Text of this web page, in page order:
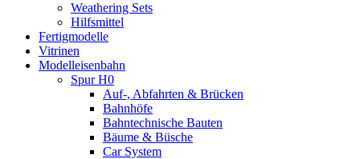
Weathering Sets
Hilfsmittel
Fertigmodelle
Vitrinen
Modelleisenbahn
Spur H0
Auf-, Abfahrten & Brücken
Bahnhöfe
Bahntechnische Bauten
Bäume & Büsche
Car System